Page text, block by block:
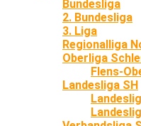
Bundesliga
2. Bundesliga
3. Liga
Regionalliga
Oberliga
Flens-
Landesliga SH